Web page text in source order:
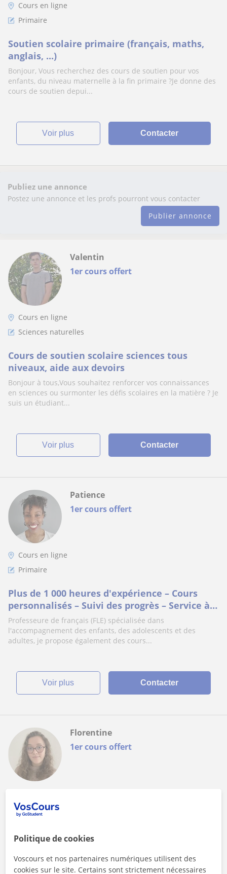
Cours en ligne
Primaire
Soutien scolaire primaire (français, maths,
anglais, ...)
Bonjour, Vous recherchez des cours de soutien pour vos
enfants, du niveau maternelle à la fin primaire ?Je donne des
cours de soutien depui...
voir plus Contacter
Publiez une annonce
Postez une annonce et les profs pourront vous contacter
Publier annonce
1er cours offert
Valentin
Cours en ligne
Sciences naturelles
Cours de soutien scolaire sciences tous
niveaux, aide aux devoirs
Bonjour à tous,Vous souhaitez renforcer vos connaissances
en sciences ou surmonter les défis scolaires en la matière ? Je
suis un étudiant...
voir plus Contacter
1er cours offert
Patience
Cours en ligne
Primaire
Plus de 1 000 heures d'expérience – Cours
personnalisés – Suivi des progrès – Service à
la personne (avance immédiate du crédit
Professeure de français (FLE) spécialisée dans
l'accompagnement des enfants, des adolescents et des
adultes, je propose également des cours...
voir plus Contacter
1er cours offert
Florentine
Collège et Lycée
scolaire en ligne – Niveau lycée
Je m'appelle Florentine et je suis actuellement étudiante en
troisième année de licence de psychologie.Titulaire d’un
Politique de cookies
Voscours et nos partenaires numériques utilisent des
cookies sur le site. Certains sont strictement nécessaires